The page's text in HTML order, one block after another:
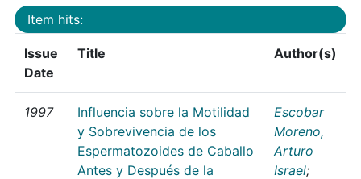
Item hits:
Issue
Date
Title Author(s)
1997
Influencia sobre la Motilidad
y Sobrevivencia de los
Espermatozoides de Caballo
Antes y Después de la
Escobar
Moreno,
Arturo
Israel;